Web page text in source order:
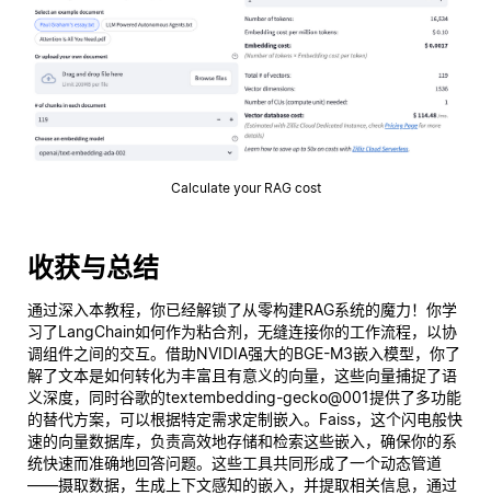
Calculate your RAG cost
收获与总结
通过深入本教程，你已经解锁了从零构建RAG系统的魔力！你学
习了LangChain如何作为粘合剂，无缝连接你的工作流程，以协
调组件之间的交互。借助NVIDIA强大的BGE-M3嵌入模型，你了
解了文本是如何转化为丰富且有意义的向量，这些向量捕捉了语
义深度，同时谷歌的textembedding-gecko@001提供了多功能
的替代方案，可以根据特定需求定制嵌入。Faiss，这个闪电般快
速的向量数据库，负责高效地存储和检索这些嵌入，确保你的系
统快速而准确地回答问题。这些工具共同形成了一个动态管道
——摄取数据，生成上下文感知的嵌入，并提取相关信息，通过